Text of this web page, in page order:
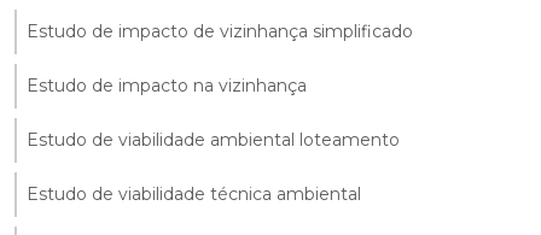
Estudo de impacto de vizinhança simplificado
Estudo de impacto na vizinhança
Estudo de viabilidade ambiental loteamento
Estudo de viabilidade técnica ambiental